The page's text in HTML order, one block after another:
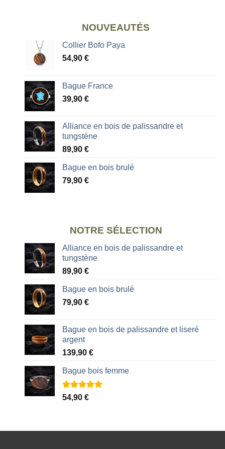
NOUVEAUTÉS
Collier Bofo Paya
54,90 €
Bague France
39,90 €
Alliance en bois de palissandre et
tungstène
89,90 €
Bague en bois brulé
79,90 €
NOTRE SÉLECTION
Alliance en bois de palissandre et
tungstène
89,90 €
Bague en bois brulé
79,90 €
Bague en bois de palissandre et liseré
argent
139,90 €
Bague bois femme
Noté5.00
2
54,90 €